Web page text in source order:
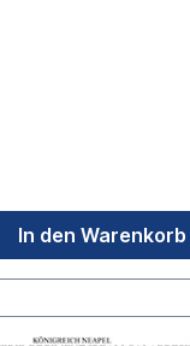
In den Warenkorb